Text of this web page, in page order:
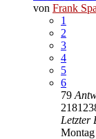
von Frank
1
2
3
4
5
6
79
Letzter